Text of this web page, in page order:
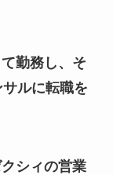
勤務し、そ
ルに転職を
シィの営業